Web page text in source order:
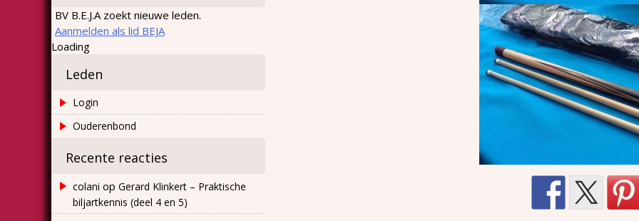
BV B.E.J.A zoekt nieuwe leden.
Aanmelden als lid BEJA
Loading
Leden
Login
Ouderenbond
Recente reacties
colani op Gerard Klinkert – Praktische
biljartkennis (deel 4 en 5)